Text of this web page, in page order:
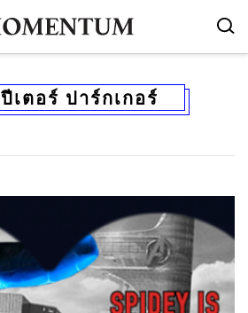
ปีเตอร์ ปาร์กเกอร์